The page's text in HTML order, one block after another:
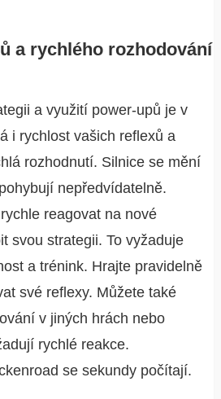
a rychlého rozhodování
a využití power-upů je v
i rychlost vašich reflexů a
rozhodnutí. Silnice se mění
nepředvídatelně.
reagovat na nové
svou strategii. To vyžaduje
a trénink. Hrajte pravidelně
své reflexy. Můžete také
v jiných hrách nebo
rychlé reakce.
se sekundy počítají.